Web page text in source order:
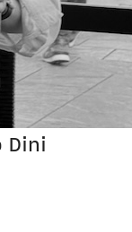
Dini